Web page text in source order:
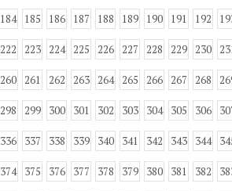
184 185 186 187 188 189 190 191 192
222 223 224 225 226 227 228 229 230
260 261 262 263 264 265 266 267 268
298 299 300 301 302 303 304 305 306
336 337 338 339 340 341 342 343 344
374 375 376 377 378 379 380 381 382